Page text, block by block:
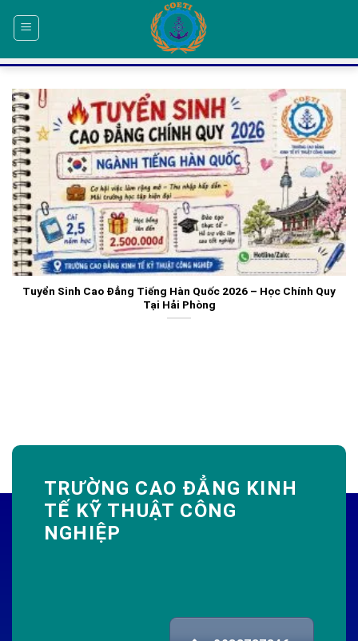
Tuyển Sinh Cao Đẳng Tiếng Hàn Quốc 2026 – Học Chính Quy
Tại Hải Phòng
TRƯỜNG CAO ĐẲNG KINH
TẾ KỸ THUẬT CÔNG
NGHIỆP